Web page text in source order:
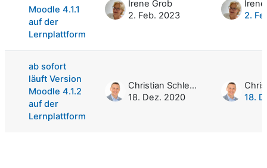
Moodle 4.1.1
auf der
Lernplattform
Irene Grob
2. Feb. 2023
2.
ab sofort
läuft Version
Moodle 4.1.2
auf der
Lernplattform
Christian Schlegel
18. Dez. 2020
18.